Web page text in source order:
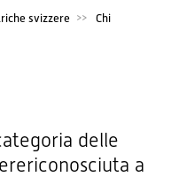
svizzere
Chi
delle
a